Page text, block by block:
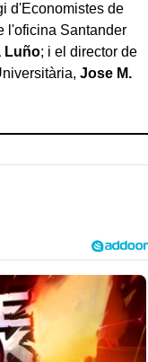
d'Economistes de
l'oficina Santander
Luño; i el director de
Jose M.